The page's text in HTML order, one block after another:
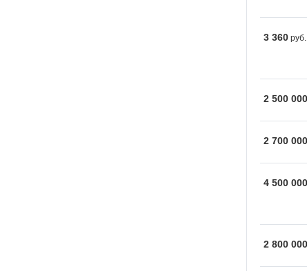
3 360 руб.
2 500 000
2 700 000
4 500 000
2 800 000